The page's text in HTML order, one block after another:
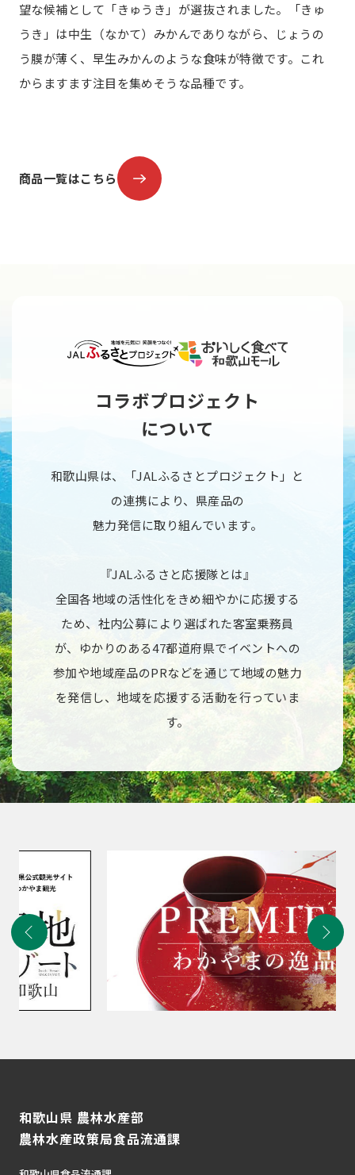
望な候補として「きゅうき」が選抜されました。「きゅ
うき」は中生（なかて）みかんでありながら、じょうの
う膜が薄く、早生みかんのような食味が特徴です。これ
からますます注目を集めそうな品種です。
商品一覧はこちら
コラボプロジェクト
について
和歌山県は、「JALふるさとプロジェクト」と
の連携により、県産品の
魅力発信に取り組んでいます。
『JALふるさと応援隊とは』
全国各地域の活性化をきめ細やかに応援する
ため、社内公募により選ばれた客室乗務員
が、ゆかりのある47都道府県でイベントへの
参加や地域産品のPRなどを通じて地域の魅力
を発信し、地域を応援する活動を行っていま
す。
和歌山県 農林水産部
農林水産政策局食品流通課